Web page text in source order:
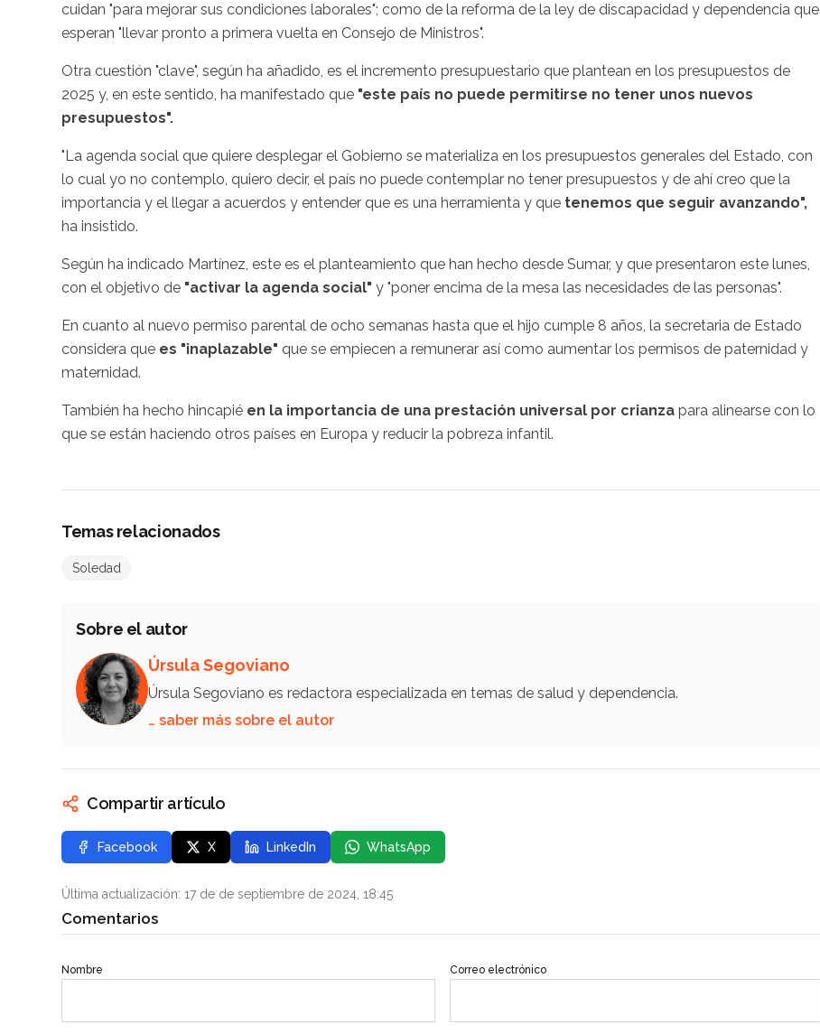
cuidan "para mejorar sus condiciones laborales"; como de la reforma de la ley de discapacidad y dependencia que
esperan "llevar pronto a primera vuelta en Consejo de Ministros".
Otra cuestión "clave", según ha añadido, es el incremento presupuestario que plantean en los presupuestos de
2025 y, en este sentido, ha manifestado que "este país no puede permitirse no tener unos nuevos
presupuestos".
"La agenda social que quiere desplegar el Gobierno se materializa en los presupuestos generales del Estado, con
lo cual yo no contemplo, quiero decir, el país no puede contemplar no tener presupuestos y de ahí creo que la
importancia y el llegar a acuerdos y entender que es una herramienta y que tenemos que seguir avanzando",
ha insistido.
Según ha indicado Martínez, este es el planteamiento que han hecho desde Sumar, y que presentaron este lunes,
con el objetivo de "activar la agenda social" y "poner encima de la mesa las necesidades de las personas".
En cuanto al nuevo permiso parental de ocho semanas hasta que el hijo cumple 8 años, la secretaria de Estado
considera que es "inaplazable" que se empiecen a remunerar así como aumentar los permisos de paternidad y
maternidad.
También ha hecho hincapié en la importancia de una prestación universal por crianza para alinearse con lo
que se están haciendo otros países en Europa y reducir la pobreza infantil.
Temas relacionados
Soledad
Sobre el autor
Úrsula Segoviano
Úrsula Segoviano es redactora especializada en temas de salud y dependencia.
… saber más sobre el autor
Compartir artículo
Facebook X LinkedIn WhatsApp
Última actualización: 17 de de septiembre de 2024, 18:45
Comentarios
Nombre Correo electrónico